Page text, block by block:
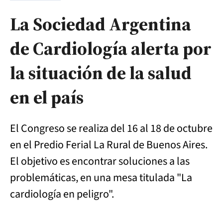
La Sociedad Argentina
de Cardiología alerta por
la situación de la salud
en el país
El Congreso se realiza del 16 al 18 de octubre
en el Predio Ferial La Rural de Buenos Aires.
El objetivo es encontrar soluciones a las
problemáticas, en una mesa titulada "La
cardiología en peligro".